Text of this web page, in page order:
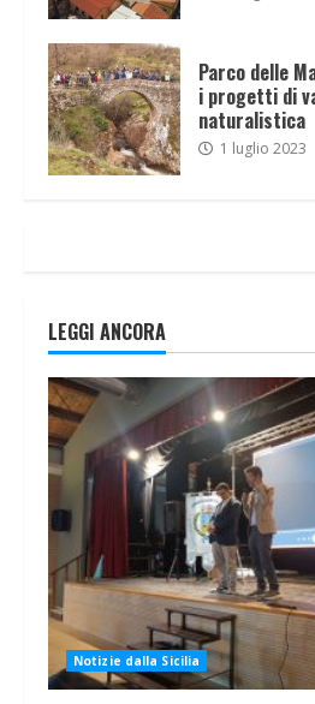
Parco delle
i progetti di
naturalistica
1 luglio 2023
LEGGI ANCORA
Notizie dalla Sicilia